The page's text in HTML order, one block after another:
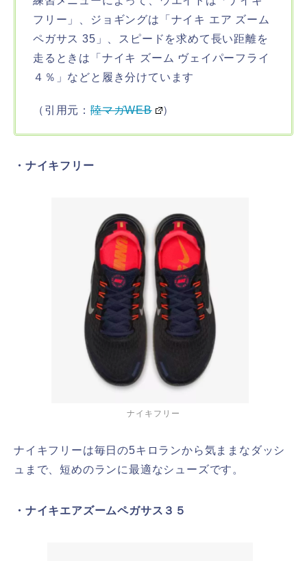
フリー」、ジョギングは「ナイキ エア ズーム
ペガサス 35」、スピードを求めて長い距離を
走るときは「ナイキ ズーム ヴェイパーフライ
４％」などと履き分けています
（引用元： 陸マガWEB ）
・ナイキフリー
ナイキフリー
ナイキフリーは毎日の5キロランから気ままなダッシ
ュまで、短めのランに最適なシューズです。
・ナイキエアズームペガサス３５